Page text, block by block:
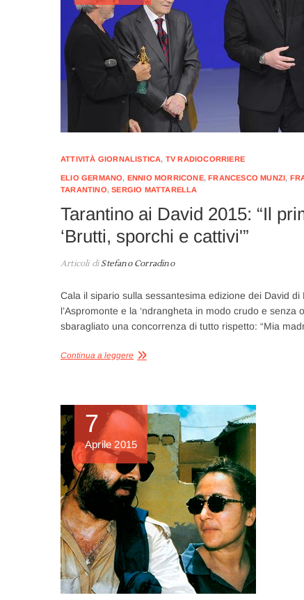
ATTIVITÀ GIORNALISTICA, TV RADIOCORRIERE
ELIO GERMANO, ENNIO MORRICONE,FRANCESCO MUNZI,
TARANTINO,SERGIO MATTARELLA
Tarantino ai David 2015: “Il
‘Brutti, sporchi e cattivi'”
Articoli diStefano Corradino
Cala il sipario sulla sessantesima edizione dei David
l’Aspromonte e la ‘ndrangheta in modo crudo e
sbaragliato una concorrenza di tutto rispetto: “Mia
Continua a leggere
7
Aprile 2015